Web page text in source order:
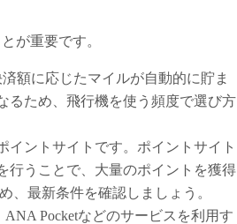
が重要です。
額に応じたマイルが自動的に貯ま
るため、飛行機を使う頻度で選び方
イントサイトです。ポイントサイト
行うことで、大量のポイントを獲得
、最新条件を確認しましょう。
Pocketなどのサービスを利用す